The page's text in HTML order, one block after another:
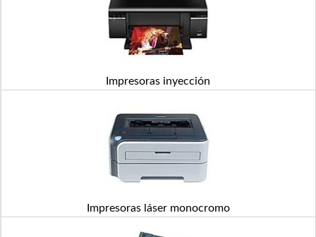
Impresoras inyección
Impresoras láser monocromo